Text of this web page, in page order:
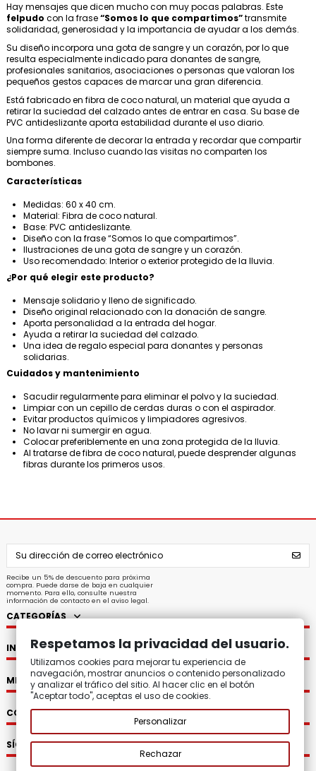
Hay mensajes que dicen mucho con muy pocas palabras. Este
felpudo con la frase“Somos lo que compartimos”transmite
solidaridad, generosidad y la importancia de ayudar a los demás.
Su diseño incorpora una gota de sangre y un corazón, por lo que
resulta especialmente indicado para donantes de sangre,
profesionales sanitarios, asociaciones o personas que valoran los
pequeños gestos capaces de marcar una gran diferencia.
Está fabricado en fibra de coco natural, un material que ayuda a
retirar la suciedad del calzado antes de entrar en casa. Su base de
PVC antideslizante aporta estabilidad durante el uso diario.
Una forma diferente de decorar la entrada y recordar que compartir
siempre suma. Incluso cuando las visitas no comparten los
bombones.
Características
Medidas: 60 x 40 cm.
Material: Fibra de coco natural.
Base: PVC antideslizante.
Diseño con la frase “Somos lo que compartimos”.
Ilustraciones de una gota de sangre y un corazón.
Uso recomendado: Interior o exterior protegido de la lluvia.
¿Por qué elegir este producto?
Mensaje solidario y lleno de significado.
Diseño original relacionado con la donación de sangre.
Aporta personalidad a la entrada del hogar.
Ayuda a retirar la suciedad del calzado.
Una idea de regalo especial para donantes y personas
solidarias.
Cuidados y mantenimiento
Sacudir regularmente para eliminar el polvo y la suciedad.
Limpiar con un cepillo de cerdas duras o con el aspirador.
Evitar productos químicos y limpiadores agresivos.
No lavar ni sumergir en agua.
Colocar preferiblemente en una zona protegida de la lluvia.
Al tratarse de fibra de coco natural, puede desprender algunas
fibras durante los primeros usos.
Recibe un 5% de descuento para próxima
compra. Puede darse de baja en cualquier
momento. Para ello, consulte nuestra
información de contacto en el aviso legal.
CATEGORÍAS
INFORMACIÓN
MI CUENTA
CONTACTO
SÍGUENOS
Respetamos la privacidad del usuario.
Utilizamos cookies para mejorar tu experiencia de
navegación, mostrar anuncios o contenido personalizado
y analizar el tráfico del sitio. Al hacer clic en el botón
"Aceptar todo", aceptas el uso de cookies.
Personalizar
Rechazar